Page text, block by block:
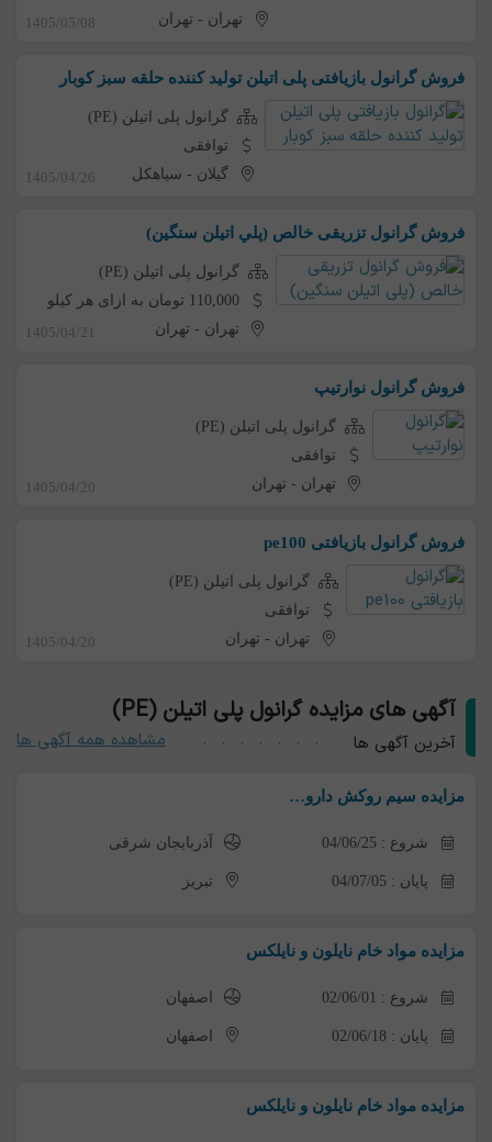
تهران - تهران 1405/05/08
فروش گرانول‌ بازیافتی پلی اتیلن تولید کننده حلقه سبز کوبار
گرانول پلی اتیلن (PE)
توافقی
گیلان - سیاهکل 1405/04/26
فروش گرانول تزریقی خالص (پلي اتيلن سنگين)
گرانول پلی اتیلن (PE)
110,000 تومان به ازای هر کیلو
تهران -تهران 1405/04/21
فروش گرانول نوارتیپ
گرانول پلی اتیلن (PE)
توافقی
تهران -تهران 1405/04/20
فروش گرانول بازیافتی pe100
گرانول پلی اتیلن (PE)
توافقی
تهران - تهران 1405/04/20
آگهی های مزایده گرانول پلی اتیلن (PE)
آخرین آگهی ها مشاهده همه آگهی ها
مزایده سیم روکش دارو…
شروع : 04/06/25 آذربایجان شرقی
پایان : 04/07/05 تبریز
مزایده مواد خام نایلون و نایلکس
شروع : 02/06/01 اصفهان
پایان : 02/06/18 اصفهان
مزایده مواد خام نایلون و نایلکس